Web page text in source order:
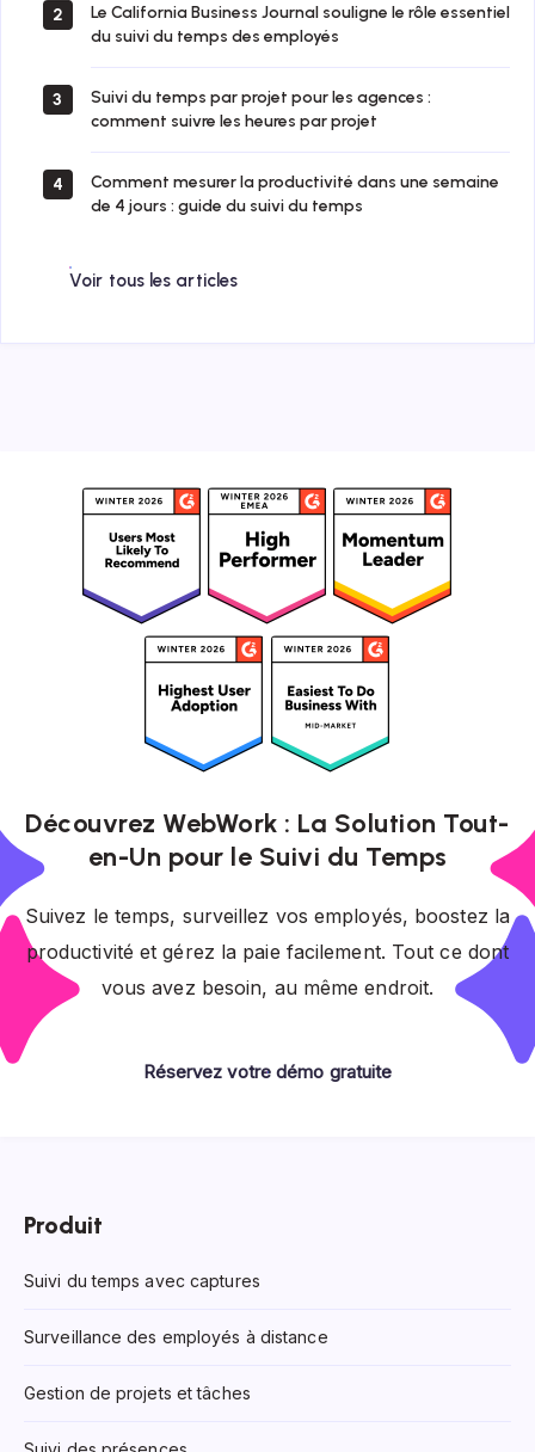
2
Le California Business Journal souligne le rôle essentiel
du suivi du temps des employés
3
Suivi du temps par projet pour les agences :
comment suivre les heures par projet
4
Comment mesurer la productivité dans une semaine
de 4 jours : guide du suivi du temps
Voir tous les articles
Découvrez WebWork : La Solution Tout-
en-Un pour le Suivi du Temps
Suivez le temps, surveillez vos employés, boostez la
productivité et gérez la paie facilement. Tout ce dont
vous avez besoin, au même endroit.
Réservez votre démo gratuite
Produit
Suivi du temps avec captures
Surveillance des employés à distance
Gestion de projets et tâches